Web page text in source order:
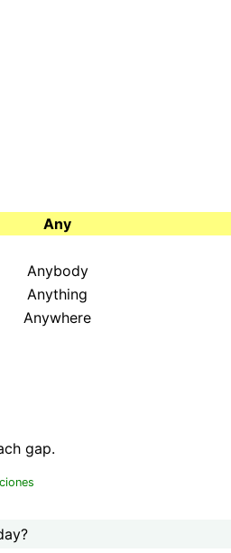
Any
Anybody
Anything
Anywhere
gap.